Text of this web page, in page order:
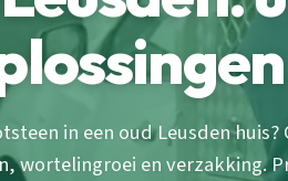
in een oud Leusden
wortelingroei en verzakking.